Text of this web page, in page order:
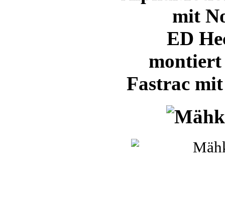
mit
ED
montiert
Fastrac